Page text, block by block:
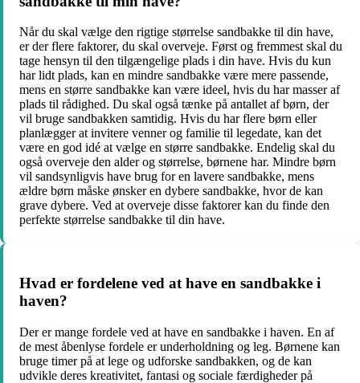
Når du skal vælge den rigtige størrelse sandbakke til din have,
er der flere faktorer, du skal overveje. Først og fremmest skal du
tage hensyn til den tilgængelige plads i din have. Hvis du kun
har lidt plads, kan en mindre sandbakke være mere passende,
mens en større sandbakke kan være ideel, hvis du har masser af
plads til rådighed. Du skal også tænke på antallet af børn, der
vil bruge sandbakken samtidig. Hvis du har flere børn eller
planlægger at invitere venner og familie til legedate, kan det
være en god idé at vælge en større sandbakke. Endelig skal du
også overveje den alder og størrelse, børnene har. Mindre børn
vil sandsynligvis have brug for en lavere sandbakke, mens
ældre børn måske ønsker en dybere sandbakke, hvor de kan
grave dybere. Ved at overveje disse faktorer kan du finde den
perfekte størrelse sandbakke til din have.
Hvad er fordelene ved at have en sandbakke i
haven?
Der er mange fordele ved at have en sandbakke i haven. En af
de mest åbenlyse fordele er underholdning og leg. Børnene kan
bruge timer på at lege og udforske sandbakken, og de kan
udvikle deres kreativitet, fantasi og sociale færdigheder på